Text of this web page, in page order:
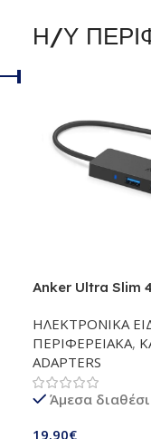
Η/Υ
Anker Ultra Slim
MacBook Pro,
Mini, iMac
Laptops (AK-
ΗΛΕΚΤΡΟΝΙΚΑ
ΠΕΡΙΦΕΡΕΙΑΚΑ,
ADAPTERS
Άμεσα
19.90€